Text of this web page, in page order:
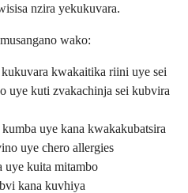
nzira yekukuvara.
wako:
kwakaitika riini uye sei
uye kuti zvakachinja sei kubvira
uye kana kwakakubatsira
uye chero allergies
uye kuita mitambo
kana kuvhiya